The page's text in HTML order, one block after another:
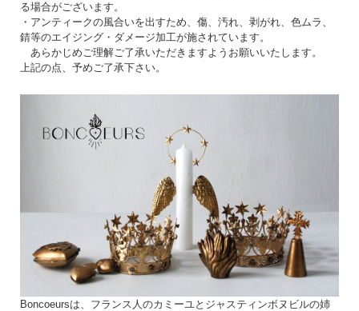
る場合がございます。
・アンティークの風合いを出すため、傷、汚れ、剥がれ、色ムラ、
錆等のエイジング・ダメージ加工が施されています。
あらかじめご理解ご了承いただきますようお願いいたします。
上記の点、予めご了承下さい。
Boncoeursは、フランス人のカミーユとジャスティンボヌビルの姉